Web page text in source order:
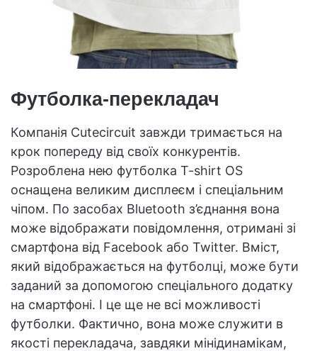
Футболка-перекладач
Компанія Cutecircuit завжди тримається на
крок попереду від своїх конкурентів.
Розроблена нею футболка T-shirt OS
оснащена великим дисплеєм і спеціальним
чіпом. По засобах Bluetooth з’єднання вона
може відображати повідомлення, отримані зі
смартфона від Facebook або Twitter. Вміст,
який відображається на футболці, може бути
заданий за допомогою спеціального додатку
на смартфоні. І це ще не всі можливості
футболки. Фактично, вона може служити в
якості перекладача, завдяки мінідинамікам,